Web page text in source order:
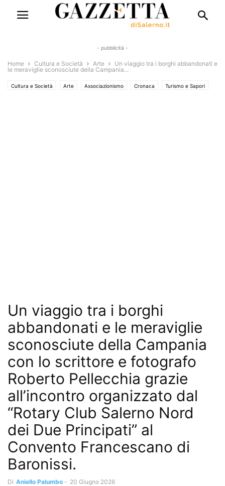
- pubblicità -
Home Cultura e Società Arte
Un viaggio tra i borghi abbandonati e
le meraviglie sconosciute della Campania...
Cultura e Società Arte Associazionismo Cronaca Turismo e Sapori
Un viaggio tra i borghi
abbandonati e le meraviglie
sconosciute della Campania
con lo scrittore e fotografo
Roberto Pellecchia grazie
all’incontro organizzato dal
“Rotary Club Salerno Nord
dei Due Principati” al
Convento Francescano di
Baronissi.
Di Aniello Palumbo - 20 Giugno 2026